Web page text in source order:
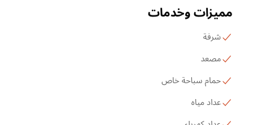
مميزات وخدمات
شرفة
مصعد
حمام سباحة خاص
عداد مياه